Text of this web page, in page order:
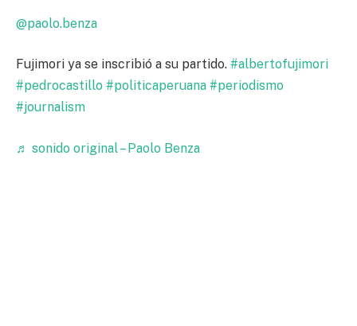
@paolo.benza
Fujimori ya se inscribió a su partido. #albertofujimori
#pedrocastillo #politicaperuana #periodismo
#journalism
♬ sonido original – Paolo Benza